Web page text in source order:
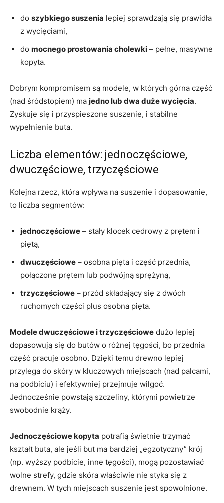
do szybkiego suszenia lepiej sprawdzają się prawidła
z wycięciami,
do mocnego prostowania cholewki – pełne, masywne
kopyta.
Dobrym kompromisem są modele, w których górna część
(nad śródstopiem) ma jedno lub dwa duże wycięcia.
Zyskuje się i przyspieszone suszenie, i stabilne
wypełnienie buta.
Liczba elementów: jednoczęściowe,
dwuczęściowe, trzyczęściowe
Kolejna rzecz, która wpływa na suszenie i dopasowanie,
to liczba segmentów:
jednoczęściowe – stały klocek cedrowy z prętem i
piętą,
dwuczęściowe – osobna pięta i część przednia,
połączone prętem lub podwójną sprężyną,
trzyczęściowe – przód składający się z dwóch
ruchomych części plus osobna pięta.
Modele dwuczęściowe i trzyczęściowe dużo lepiej
dopasowują się do butów o różnej tęgości, bo przednia
część pracuje osobno. Dzięki temu drewno lepiej
przylega do skóry w kluczowych miejscach (nad palcami,
na podbiciu) i efektywniej przejmuje wilgoć.
Jednocześnie powstają szczeliny, którymi powietrze
swobodnie krąży.
Jednoczęściowe kopyta potrafią świetnie trzymać
kształt buta, ale jeśli but ma bardziej „egzotyczny” krój
(np. wyższy podbicie, inne tęgości), mogą pozostawiać
wolne strefy, gdzie skóra właściwie nie styka się z
drewnem. W tych miejscach suszenie jest spowolnione.